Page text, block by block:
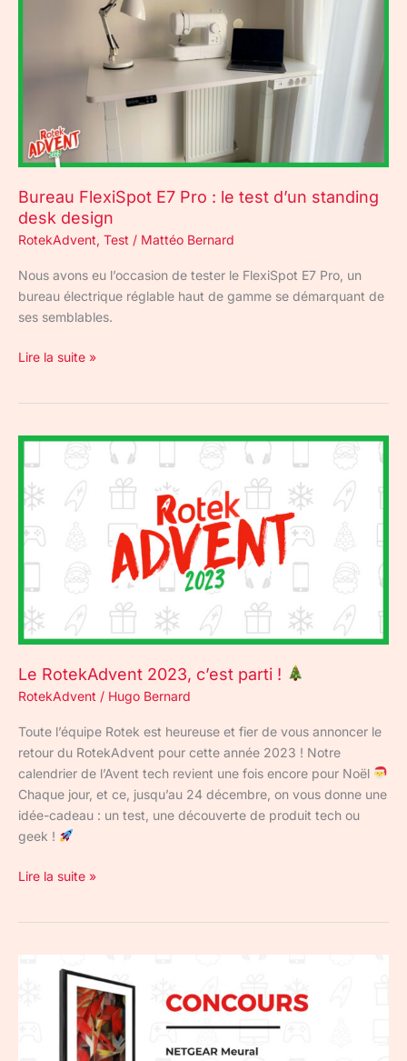
Bureau FlexiSpot E7 Pro : le test d’un standing
desk design
RotekAdvent, Test / Mattéo Bernard
Nous avons eu l’occasion de tester le FlexiSpot E7 Pro, un
bureau électrique réglable haut de gamme se démarquant de
ses semblables.
standing
desk
Lire la suite »
Le RotekAdvent 2023, c’est parti !
RotekAdvent / Hugo Bernard
Toute l’équipe Rotek est heureuse et fier de vous annoncer le
retour du RotekAdvent pour cette année 2023 ! Notre
calendrier de l’Avent tech revient une fois encore pour Noël
Chaque jour, et ce, jusqu’au 24 décembre, on vous donne une
idée-cadeau : un test, une découverte de produit tech ou
geek !
Le
RotekAdvent
2023,
c’est
parti
Lire la suite »